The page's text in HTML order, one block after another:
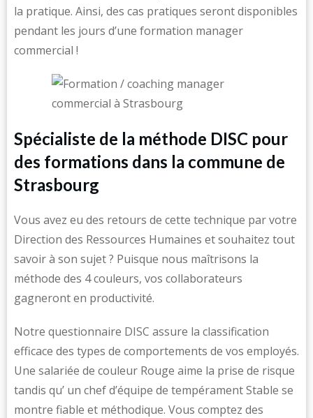
la pratique. Ainsi, des cas pratiques seront disponibles
pendant les jours d’une formation manager
commercial !
Spécialiste de la méthode DISC pour
des formations dans la commune de
Strasbourg
Vous avez eu des retours de cette technique par votre
Direction des Ressources Humaines et souhaitez tout
savoir à son sujet ? Puisque nous maîtrisons la
méthode des 4 couleurs, vos collaborateurs
gagneront en productivité.
Notre questionnaire DISC assure la classification
efficace des types de comportements de vos employés.
Une salariée de couleur Rouge aime la prise de risque
tandis qu’ un chef d’équipe de tempérament Stable se
montre fiable et méthodique. Vous comptez des